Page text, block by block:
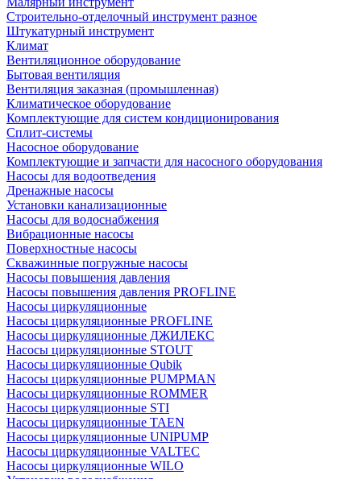
Строительно-отделочный инструмент разное
Штукатурный инструмент
Климат
Вентиляционное оборудование
Бытовая вентиляция
Вентиляция заказная (промышленная)
Климатическое оборудование
Комплектующие для систем кондиционирования
Сплит-системы
Насосное оборудование
Комплектующие и запчасти для насосного оборудования
Насосы для водоотведения
Дренажные насосы
Установки канализационные
Насосы для водоснабжения
Вибрационные насосы
Поверхностные насосы
Скважинные погружные насосы
Насосы повышения давления
Насосы повышения давления PROFLINE
Насосы циркуляционные
Насосы циркуляционные PROFLINE
Насосы циркуляционные ДЖИЛЕКС
Насосы циркуляционные STOUT
Насосы циркуляционные Qubik
Насосы циркуляционные PUMPMAN
Насосы циркуляционные ROMMER
Насосы циркуляционные STI
Насосы циркуляционные TAEN
Насосы циркуляционные UNIPUMP
Насосы циркуляционные VALTEC
Насосы циркуляционные WILO